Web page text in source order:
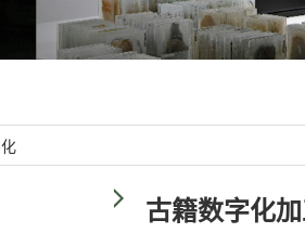
古籍数字化